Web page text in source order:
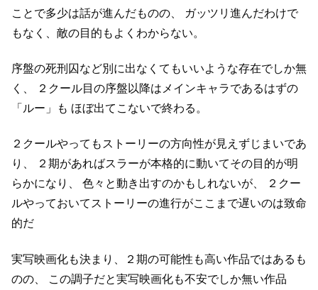
ことで多少は話が進んだものの、
ガッツリ進んだわけで
もなく、敵の目的もよくわからない。
序盤の死刑囚など別に出なくてもいいような存在でしか無
く、
２クール目の序盤以降はメインキャラであるはずの
「ルー」も ほぼ出てこないで終わる。
２クールやってもストーリーの方向性が見えずじまいであ
り、
２期があればスラーが本格的に動いてその目的が明
らかになり、
色々と動き出すのかもしれないが、
２クー
ルやっておいてストーリーの進行がここまで遅いのは致命
的だ
実写映画化も決まり、２期の可能性も高い作品ではあるも
のの、
この調子だと実写映画化も不安でしか無い作品